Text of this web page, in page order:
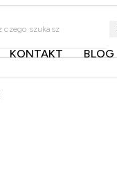
KONTAKT BLOG